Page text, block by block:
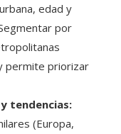
edad y
por
permite priorizar
tendencias:
(Europa,